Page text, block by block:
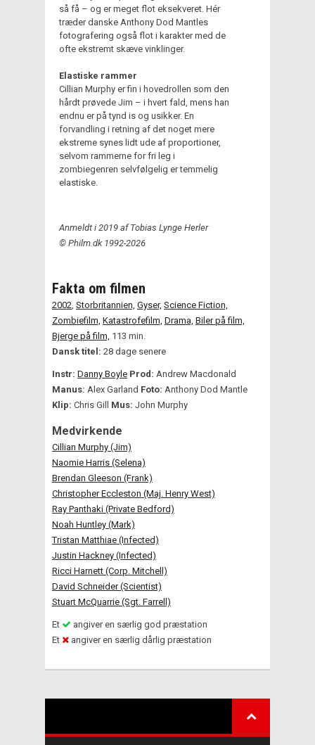
så få – og er meget flot eksekveret. Hér
træder danske Anthony Dod Mantles
fotografering også flot i karakter med de
ofte ekstremt skæve vinklinger.
Elastiske rammer
Cillian Murphy er fin i hovedrollen som den
hårdt prøvede Jim – i hvert fald, mens han
endnu er på tynd is og usikker. En
forvandling i retning af det noget mere
ekstreme synes lidt ude af proportioner,
selvom rammerne for fri leg i
zombiegenren selvfølgelig er temmelig
elastiske.
Anmeldt i 2019 af Tobias Lynge Herler
© Philm.dk 1992-2026
Fakta om filmen
2002 Storbritannien, Gyser, Science Fiction,
Zombiefilm, Katastrofefilm, Drama, Biler på film,
Bjerge på film, 113 min.
Dansk titel: 28 dage senere
Instr: Danny Boyle Prod: Andrew Macdonald
Manus: Alex Garland Foto: Anthony Dod Mantle
Klip: Chris Gill Mus: John Murphy
Medvirkende
Cillian Murphy (Jim)
Naomie Harris (Selena)
Brendan Gleeson (Frank)
Christopher Eccleston (Maj. Henry West)
Ray Panthaki (Private Bedford)
Noah Huntley (Mark)
Tristan Matthiae (Infected)
Justin Hackney (Infected)
Ricci Harnett (Corp. Mitchell)
David Schneider (Scientist)
Stuart McQuarrie (Sgt. Farrell)
Et
angiver en særlig god præstation
Et
angiver en særlig dårlig præstation